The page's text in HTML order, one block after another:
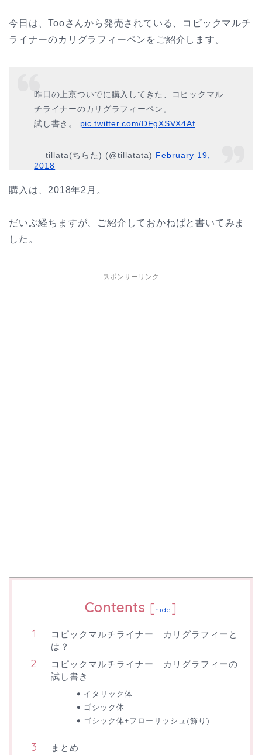
今日は、Tooさんから発売されている、コピックマルチ
ライナーのカリグラフィーペンをご紹介します。
昨日の上京ついでに購入してきた、コピックマル
チライナーのカリグラフィーペン。
試し書き。 pic.twitter.com/DFgXSVX4Af
— tillata(ちらた) (@tillatata) February 19,
2018
購入は、2018年2月。
だいぶ経ちますが、ご紹介しておかねばと書いてみま
した。
スポンサーリンク
Contents [hide ]
コピックマルチライナー カリグラフィーと
は？
コピックマルチライナー カリグラフィーの
試し書き
イタリック体
ゴシック体
ゴシック体+フローリッシュ(飾り)
まとめ